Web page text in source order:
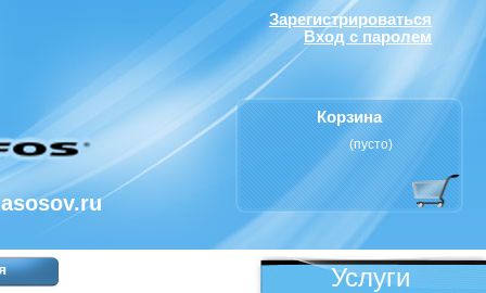
Зарегистрироваться
Вход с паролем
Корзина
(пусто)
Услуги